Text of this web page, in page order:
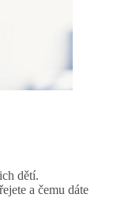
dětí.
a čemu dáte